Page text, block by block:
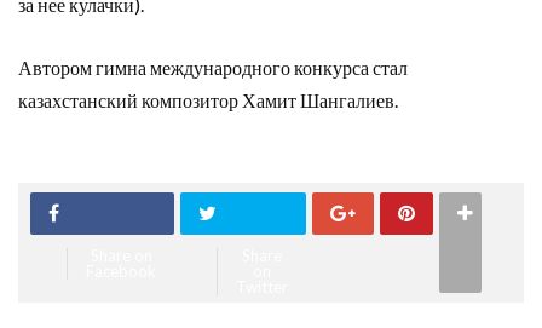
Автором гимна международного конкурса стал
казахстанский композитор Хамит Шангалиев.